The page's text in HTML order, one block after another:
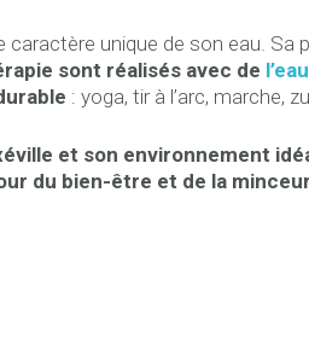
caractère unique de son eau.
sont réalisés avec de
: yoga, tir à l’arc, marche,
et son environnement
du bien-être et de la minceur